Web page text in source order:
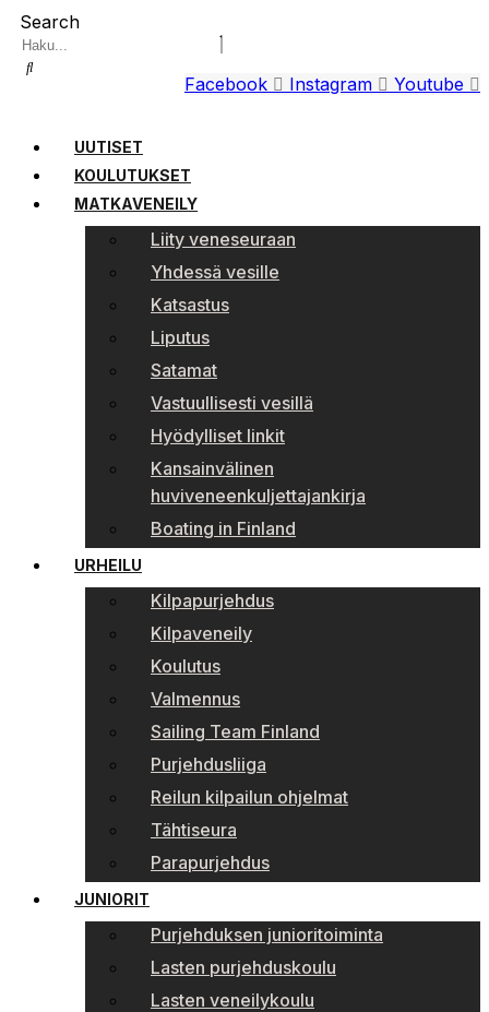
Search
Facebook Instagram Youtube
UUTISET
KOULUTUKSET
MATKAVENEILY
Liity veneseuraan
Yhdessä vesille
Katsastus
Liputus
Satamat
Vastuullisesti vesillä
Hyödylliset linkit
Kansainvälinen
huviveneenkuljettajankirja
Boating in Finland
URHEILU
Kilpapurjehdus
Kilpaveneily
Koulutus
Valmennus
Sailing Team Finland
Purjehdusliiga
Reilun kilpailun ohjelmat
Tähtiseura
Parapurjehdus
JUNIORIT
Purjehduksen junioritoiminta
Lasten purjehduskoulu
Lasten veneilykoulu